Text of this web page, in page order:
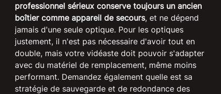
professionnel sérieux conserve toujours un ancien
boîtier comme appareil de secours, et ne dépend
jamais d'une seule optique. Pour les optiques
justement, il n'est pas nécessaire d'avoir tout en
double, mais votre vidéaste doit pouvoir s'adapter
avec du matériel de remplacement, même moins
performant. Demandez également quelle est sa
stratégie de sauvegarde et de redondance des